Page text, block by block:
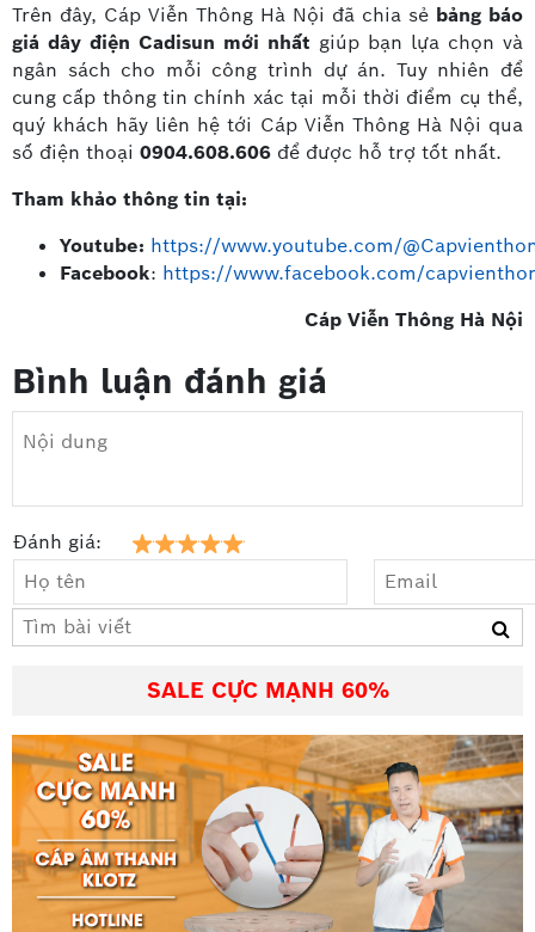
Trên đây, Cáp Viễn Thông Hà Nội đã chia sẻ bảng báo
giá dây điện Cadisun mới nhất giúp bạn lựa chọn và
ngân sách cho mỗi công trình dự án. Tuy nhiên để
cung cấp thông tin chính xác tại mỗi thời điểm cụ thể,
quý khách hãy liên hệ tới Cáp Viễn Thông Hà Nội qua
số điện thoại 0904.608.606 để được hỗ trợ tốt nhất.
Tham khảo thông tin tại:
Youtube: https://www.youtube.com/
Facebook: https://www.facebook.com/
Cáp Viễn Thông Hà Nội
Bình luận đánh giá
Đánh giá:
SALE CỰC MẠNH 60%